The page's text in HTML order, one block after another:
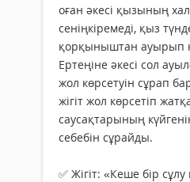
оған әкесі қызының
сеніңкіремеді, қыз
қорқыныштан ауырып
Ертеңіне әкесі сол
жол көрсетуін сұрап
жігіт жол көрсетіп
саусақтарының
себебін сұрайды.
✅ Жігіт: «Кеше бір